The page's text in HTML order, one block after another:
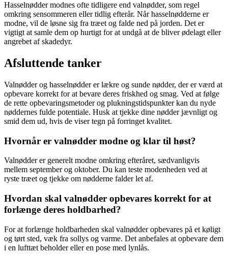
Hasselnødder modnes ofte tidligere end valnødder, som regel
omkring sensommeren eller tidlig efterår. Når hasselnødderne er
modne, vil de løsne sig fra træet og falde ned på jorden. Det er
vigtigt at samle dem op hurtigt for at undgå at de bliver ødelagt eller
angrebet af skadedyr.
Afsluttende tanker
Valnødder og hasselnødder er lækre og sunde nødder, der er værd at
opbevare korrekt for at bevare deres friskhed og smag. Ved at følge
de rette opbevaringsmetoder og plukningstidspunkter kan du nyde
nøddernes fulde potentiale. Husk at tjekke dine nødder jævnligt og
smid dem ud, hvis de viser tegn på forringet kvalitet.
Hvornår er valnødder modne og klar til høst?
Valnødder er generelt modne omkring efteråret, sædvanligvis
mellem september og oktober. Du kan teste modenheden ved at
ryste træet og tjekke om nødderne falder let af.
Hvordan skal valnødder opbevares korrekt for at
forlænge deres holdbarhed?
For at forlænge holdbarheden skal valnødder opbevares på et køligt
og tørt sted, væk fra sollys og varme. Det anbefales at opbevare dem
i en lufttæt beholder eller en pose med lynlås.